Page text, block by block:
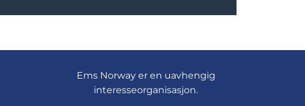
Ems Norway er en uavhengig
interesseorganisasjon.